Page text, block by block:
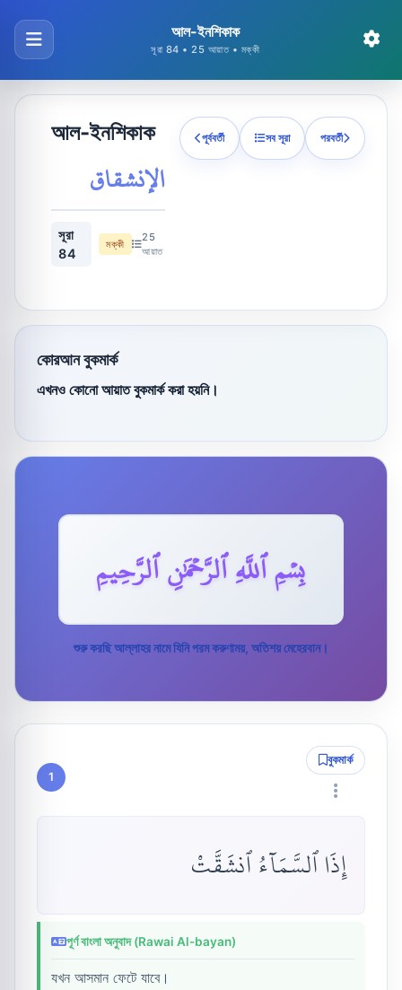
আল-ইনশিকাক
সূরা 84 • 25 আয়াত • মক্কী
আল-ইনশিকাক
الإنشقاق
সূরা
84
মক্কী
25
আয়াত
পূর্ববর্তী সব সূরা পরবর্তী
কোরআন বুকমার্ক
এখনও কোনো আয়াত বুকমার্ক করা হয়নি।
بِسۡمِ ٱللَّهِ ٱلرَّحۡمَٰنِ ٱلرَّحِيمِ
শুরু করছি আল্লাহর নামে যিনি পরম করুণাময়, অতিশয় মেহেরবান।
1
বুকমার্ক
إِذَا ٱلسَّمَآءُ ٱنشَقَّتْ
পূর্ণ বাংলা অনুবাদ (Rawai Al-bayan)
যখন আসমান ফেটে যাবে।